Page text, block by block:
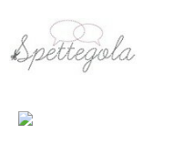
contenuto